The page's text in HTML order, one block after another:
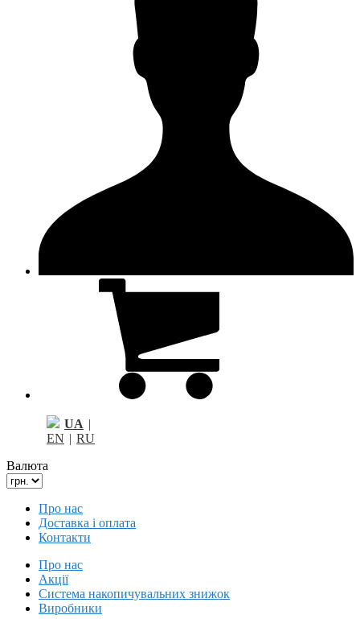
UA |
EN | RU
Валюта
Про нас
Доставка і оплата
Контакти
Про нас
Акції
Система накопичувальних знижок
Виробники